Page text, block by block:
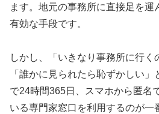
ます。地元の事務所に直接足を
有効な手段です。
しかし、「いきなり事務所に行く
「誰かに見られたら恥ずかしい
で24時間365日、スマホから匿名
いる専門家窓口を利用するのが一